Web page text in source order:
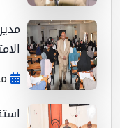
مدير
منذ
استقبل